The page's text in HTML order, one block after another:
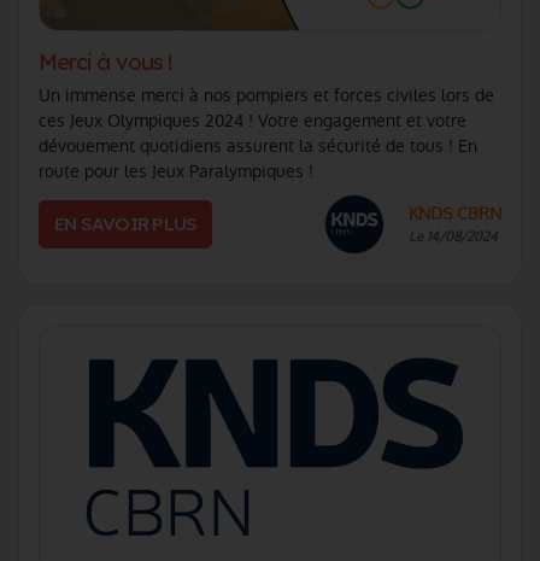
Merci à vous !
Un immense merci à nos pompiers et forces civiles lors de
ces Jeux Olympiques 2024 ! Votre engagement et votre
dévouement quotidiens assurent la sécurité de tous ! En
route pour les Jeux Paralympiques !
EN SAVOIR PLUS KNDS CBRN
Le 14/08/2024